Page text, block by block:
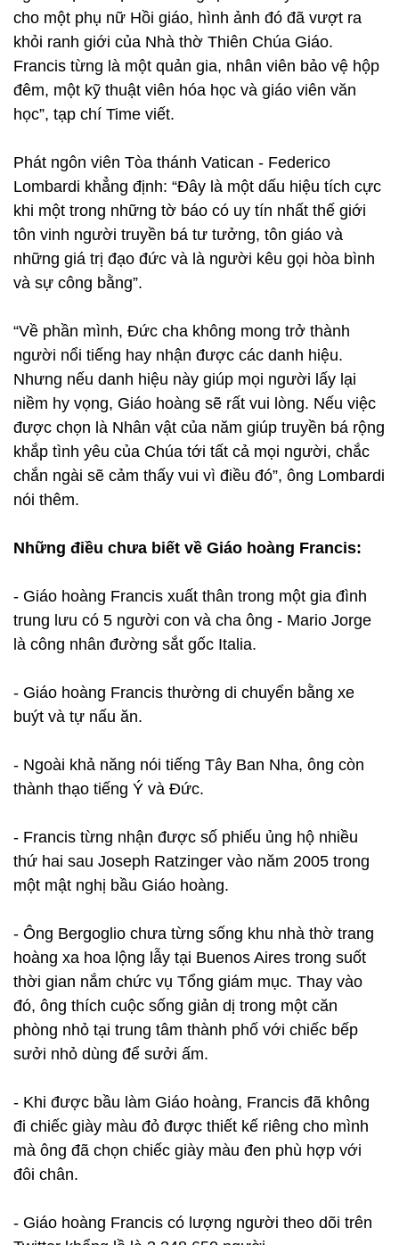
cho một phụ nữ Hồi giáo, hình ảnh đó đã vượt ra
khỏi ranh giới của Nhà thờ Thiên Chúa Giáo.
Francis từng là một quản gia, nhân viên bảo vệ hộp
đêm, một kỹ thuật viên hóa học và giáo viên văn
học”, tạp chí Time viết.
Phát ngôn viên Tòa thánh Vatican - Federico
Lombardi khẳng định: “Đây là một dấu hiệu tích cực
khi một trong những tờ báo có uy tín nhất thế giới
tôn vinh người truyền bá tư tưởng, tôn giáo và
những giá trị đạo đức và là người kêu gọi hòa bình
và sự công bằng”.
“Về phần mình, Đức cha không mong trở thành
người nổi tiếng hay nhận được các danh hiệu.
Nhưng nếu danh hiệu này giúp mọi người lấy lại
niềm hy vọng, Giáo hoàng sẽ rất vui lòng. Nếu việc
được chọn là Nhân vật của năm giúp truyền bá rộng
khắp tình yêu của Chúa tới tất cả mọi người, chắc
chắn ngài sẽ cảm thấy vui vì điều đó”, ông Lombardi
nói thêm.
Những điều chưa biết về Giáo hoàng Francis:
- Giáo hoàng Francis xuất thân trong một gia đình
trung lưu có 5 người con và cha ông - Mario Jorge
là công nhân đường sắt gốc Italia.
- Giáo hoàng Francis thường di chuyển bằng xe
buýt và tự nấu ăn.
- Ngoài khả năng nói tiếng Tây Ban Nha, ông còn
thành thạo tiếng Ý và Đức.
- Francis từng nhận được số phiếu ủng hộ nhiều
thứ hai sau Joseph Ratzinger vào năm 2005 trong
một mật nghị bầu Giáo hoàng.
- Ông Bergoglio chưa từng sống khu nhà thờ trang
hoàng xa hoa lộng lẫy tại Buenos Aires trong suốt
thời gian nắm chức vụ Tổng giám mục. Thay vào
đó, ông thích cuộc sống giản dị trong một căn
phòng nhỏ tại trung tâm thành phố với chiếc bếp
sưởi nhỏ dùng để sưởi ấm.
- Khi được bầu làm Giáo hoàng, Francis đã không
đi chiếc giày màu đỏ được thiết kế riêng cho mình
mà ông đã chọn chiếc giày màu đen phù hợp với
đôi chân.
- Giáo hoàng Francis có lượng người theo dõi trên